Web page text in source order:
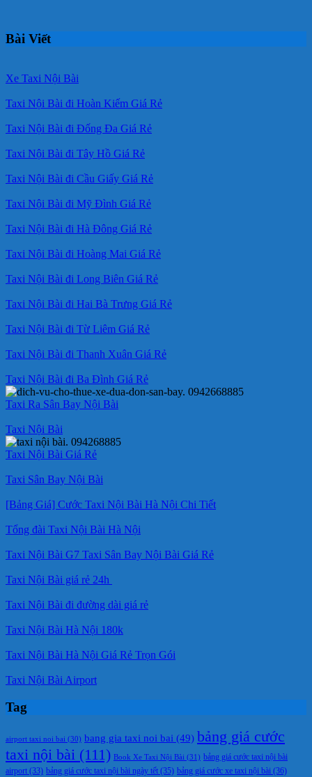
Bài Viết
Xe Taxi Nội Bài
Taxi Nội Bài đi Hoàn Kiếm Giá Rẻ
Taxi Nội Bài đi Đống Đa Giá Rẻ
Taxi Nội Bài đi Tây Hồ Giá Rẻ
Taxi Nội Bài đi Cầu Giấy Giá Rẻ
Taxi Nội Bài đi Mỹ Đình Giá Rẻ
Taxi Nội Bài đi Hà Đông Giá Rẻ
Taxi Nội Bài đi Hoàng Mai Giá Rẻ
Taxi Nội Bài đi Long Biên Giá Rẻ
Taxi Nội Bài đi Hai Bà Trưng Giá Rẻ
Taxi Nội Bài đi Từ Liêm Giá Rẻ
Taxi Nội Bài đi Thanh Xuân Giá Rẻ
Taxi Nội Bài đi Ba Đình Giá Rẻ
Taxi Ra Sân Bay Nội Bài
Taxi Nội Bài
Taxi Nội Bài Giá Rẻ
Taxi Sân Bay Nội Bài
[Bảng Giá] Cước Taxi Nội Bài Hà Nội Chi Tiết
Tổng đài Taxi Nội Bài Hà Nội
Taxi Nội Bài G7 Taxi Sân Bay Nội Bài Giá Rẻ
Taxi Nội Bài giá rẻ 24h
Taxi Nội Bài đi đường dài giá rẻ
Taxi Nội Bài Hà Nội 180k
Taxi Nội Bài Hà Nội Giá Rẻ Trọn Gói
Taxi Nội Bài Airport
Tag
airport taxi noi bai (30) bang gia taxi noi bai (49) bảng giá cước
taxi nội bài (111) Book Xe Taxi Nội Bài (31) bảng giá cước taxi nội bài
airport (33) bảng giá cước taxi nội bài ngày tết (35) bảng giá cước xe taxi nội bài (36)